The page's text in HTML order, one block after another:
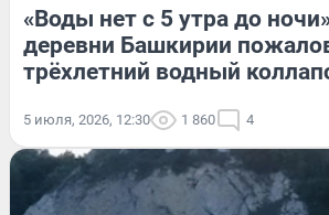
«Воды нет с 5 утра до
деревни Башкирии
трёхлетний водный
5 июля, 2026, 12:30 1 860 4